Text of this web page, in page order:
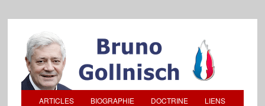
ARTICLES BIOGRAPHIE DOCTRINE LIENS